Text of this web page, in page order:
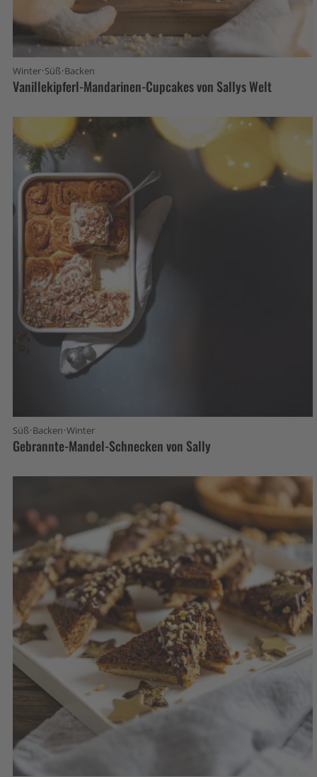
Winter·Süß·Backen
Vanillekipferl-Mandarinen-Cupcakes von Sallys Welt
Süß·Backen·Winter
Gebrannte-Mandel-Schnecken von Sally